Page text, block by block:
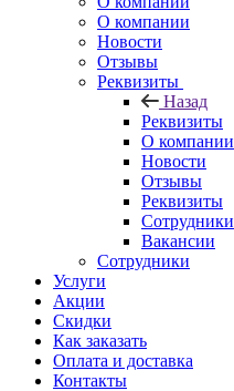
О компании
Новости
Отзывы
Реквизиты
Назад
Реквизиты
О компании
Новости
Отзывы
Реквизиты
Сотрудники
Вакансии
Сотрудники
Услуги
Акции
Скидки
Как заказать
Оплата и доставка
Контакты